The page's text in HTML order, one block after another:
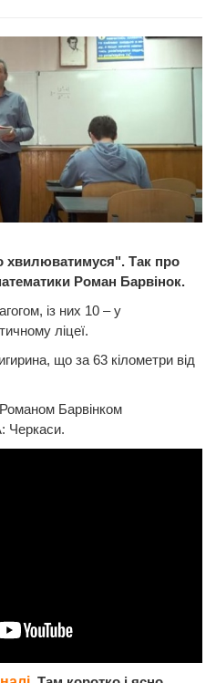
хвилюватимуся". Так про
Роман Барвінок.
із них 10 – у
ліцеї.
що за 63 кілометри від
Барвінком
Черкаси.